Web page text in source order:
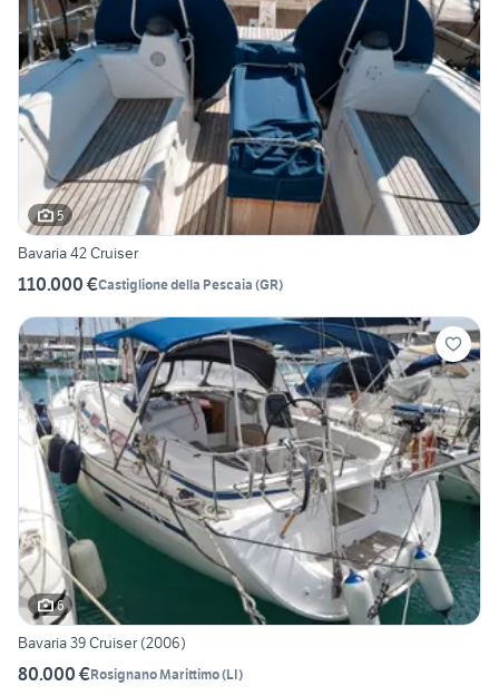
5
Bavaria 42 Cruiser
110.000 €Castiglione della Pescaia (GR)
6
Bavaria 39 Cruiser (2006)
80.000 €Rosignano Marittimo(LI)